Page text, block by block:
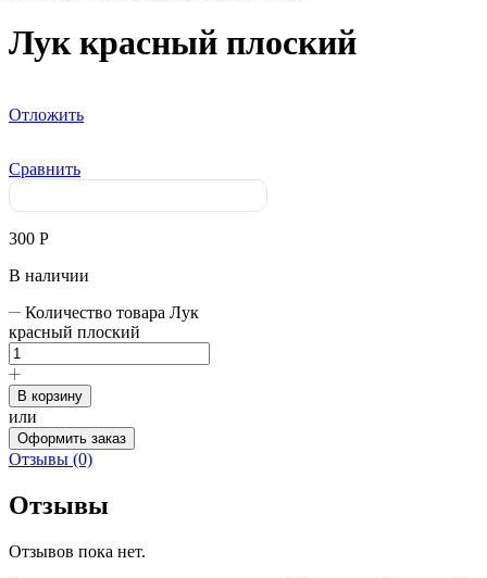
Лук красный плоский
Отложить
Сравнить
300 Р
В наличии
Количество товара Лук
красный плоский
В корзину
или
Оформить заказ
Отзывы (0)
Отзывы
Отзывов пока нет.